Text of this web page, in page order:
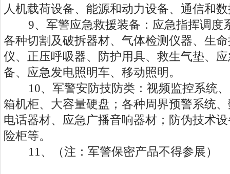
人机载荷设备、能源和动力设备、通信和
9、军警应急救援装备：应急指挥调度
各种切割及破拆器材、气体检测仪器、生
仪、正压呼吸器、防护用具、救生气垫、
备、应急发电照明车、移动照明。
10、军警安防技防类：视频监控系统、
箱机柜、大容量硬盘；各种周界预警系统
电话器材、应急广播音响器材；防伪技术
险柜等。
11、（注：军警保密产品不得参展）